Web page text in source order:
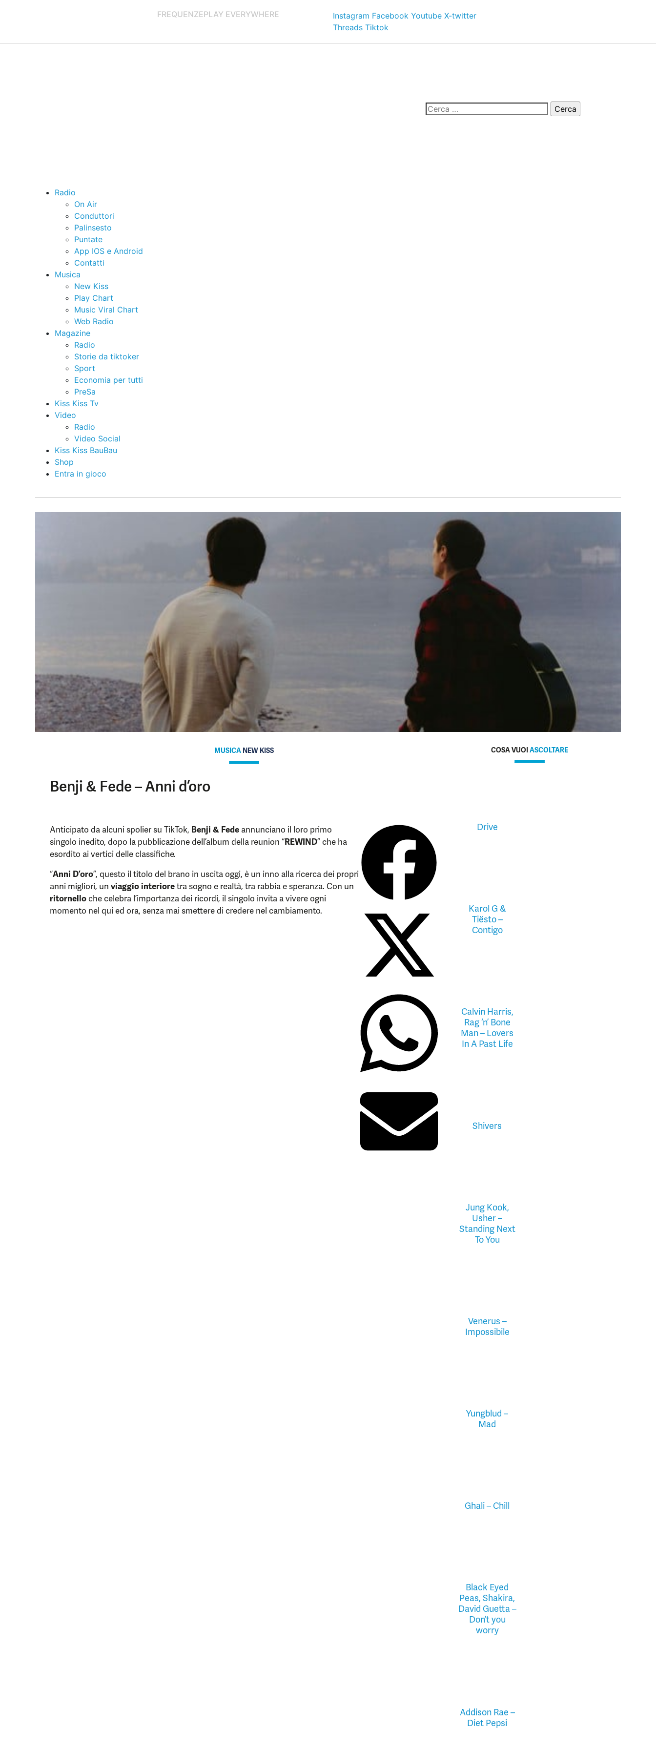
FREQUENZEPLAY EVERYWHERE Instagram Facebook Youtube X-twitter
Threads Tiktok
Radio
On Air
Conduttori
Palinsesto
Puntate
App IOS e Android
Contatti
Musica
New Kiss
Play Chart
Music Viral Chart
Web Radio
Magazine
Radio
Storie da tiktoker
Sport
Economia per tutti
PreSa
Kiss Kiss Tv
Video
Radio
Video Social
Kiss Kiss BauBau
Shop
Entra in gioco
MUSICANEW KISS
Benji & Fede – Anni d’oro
Anticipato da alcuni spolier su TikTok, Benji & Fede annunciano il loro primo
singolo inedito, dopo la pubblicazione dell’album della reunion “REWIND” che ha
esordito ai vertici delle classifiche.
“Anni D’oro”, questo il titolo del brano in uscita oggi, è un inno alla ricerca dei propri
anni migliori, un viaggio interioretra sogno e realtà, tra rabbia e speranza. Con un
ritornelloche celebra l’importanza dei ricordi, il singolo invita a vivere ogni
momento nel qui ed ora, senza mai smettere di credere nel cambiamento.
COSA VUOIASCOLTARE
Drive
Karol G &
Tiësto –
Contigo
Calvin Harris,
Rag ‘n’ Bone
Man – Lovers
In A Past Life
Shivers
Jung Kook,
Usher –
Standing Next
To You
Venerus –
Impossibile
Yungblud –
Mad
Ghali – Chill
Black Eyed
Peas, Shakira,
David Guetta –
Don’t you
worry
Addison Rae –
Diet Pepsi